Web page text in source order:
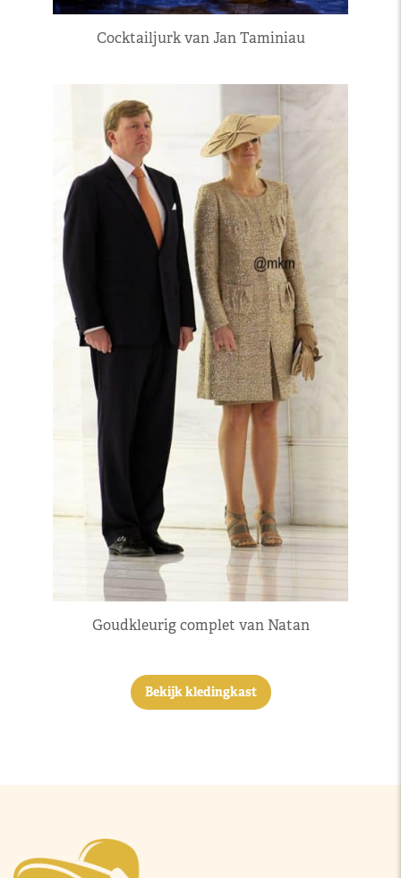
Cocktailjurk van Jan Taminiau
Goudkleurig complet van Natan
Bekijk kledingkast